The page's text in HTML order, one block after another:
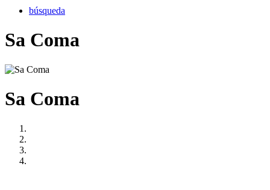
búsqueda
Sa Coma
Sa Coma